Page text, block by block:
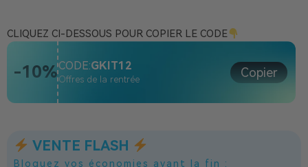
CLIQUEZ CI-DESSOUS POUR COPIER LE CODE
-10%CODE:GKIT12
Offres de la rentrée Copier
VENTE FLASH
Bloquez vos économies avant la fin :